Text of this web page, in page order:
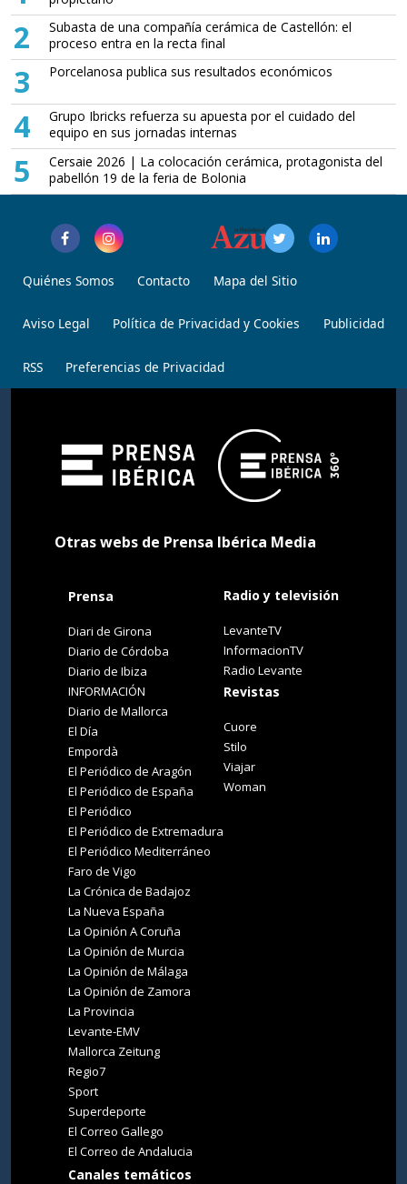
2
Subasta de una compañía cerámica de Castellón: el
proceso entra en la recta final
3 Porcelanosa publica sus resultados económicos
4
Grupo Ibricks refuerza su apuesta por el cuidado del
equipo en sus jornadas internas
5
Cersaie 2026 | La colocación cerámica, protagonista del
pabellón 19 de la feria de Bolonia
Quiénes Somos Contacto Mapa del Sitio
Aviso Legal Política de Privacidad y Cookies Publicidad
RSS Preferencias de Privacidad
Otras webs de Prensa Ibérica Media
Prensa
Diari de Girona
Diario de Córdoba
Diario de Ibiza
INFORMACIÓN
Diario de Mallorca
El Día
Empordà
El Periódico de Aragón
El Periódico de España
El Periódico
El Periódico de Extremadura
El Periódico Mediterráneo
Faro de Vigo
La Crónica de Badajoz
La Nueva España
La Opinión A Coruña
La Opinión de Murcia
La Opinión de Málaga
La Opinión de Zamora
La Provincia
Levante-EMV
Mallorca Zeitung
Regio7
Sport
Superdeporte
El Correo Gallego
El Correo de Andalucia
Canales temáticos
Radio y televisión
LevanteTV
InformacionTV
Radio Levante
Revistas
Cuore
Stilo
Viajar
Woman